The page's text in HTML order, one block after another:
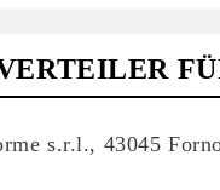
s.r.l., 43045